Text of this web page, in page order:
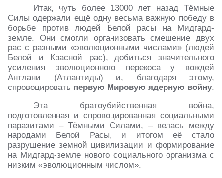
Итак, чуть более 13000 лет назад Тёмные
Силы одержали ещё одну весьма важную победу в
борьбе против людей Белой расы на Мидгард-
земле. Они смогли организовать смешение двух
рас с разными «эволюционными числами» (людей
Белой и Красной рас), добиться значительного
усиления эволюционного перекоса у вождей
Антлани (Атлантиды) и, благодаря этому,
спровоцировать первую Мировую ядерную войну.
Эта братоубийственная война,
подготовленная и спровоцированная социальными
паразитами – Тёмными Силами, – велась между
народами Белой Расы, и итогом её стало
разрушение земной цивилизации и формирование
на Мидгард-земле нового социального организма с
низким «эволюционным числом».